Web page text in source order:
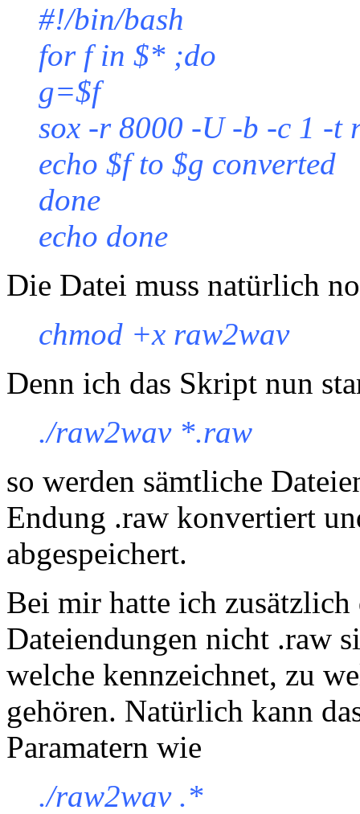
#!/bin/bash
for f in $* ;do
g=$f
sox -r 8000 -U -b -c 1 -t
echo $f to $g converted
done
echo done
Die Datei muss natürlich
chmod +x raw2wav
Denn ich das Skript nun
./raw2wav *.raw
so werden sämtliche
Endung .raw konvertiert
abgespeichert.
Bei mir hatte ich zusätzlich
Dateiendungen nicht .raw
welche kennzeichnet, zu
gehören. Natürlich kann
Paramatern wie
./raw2wav .*